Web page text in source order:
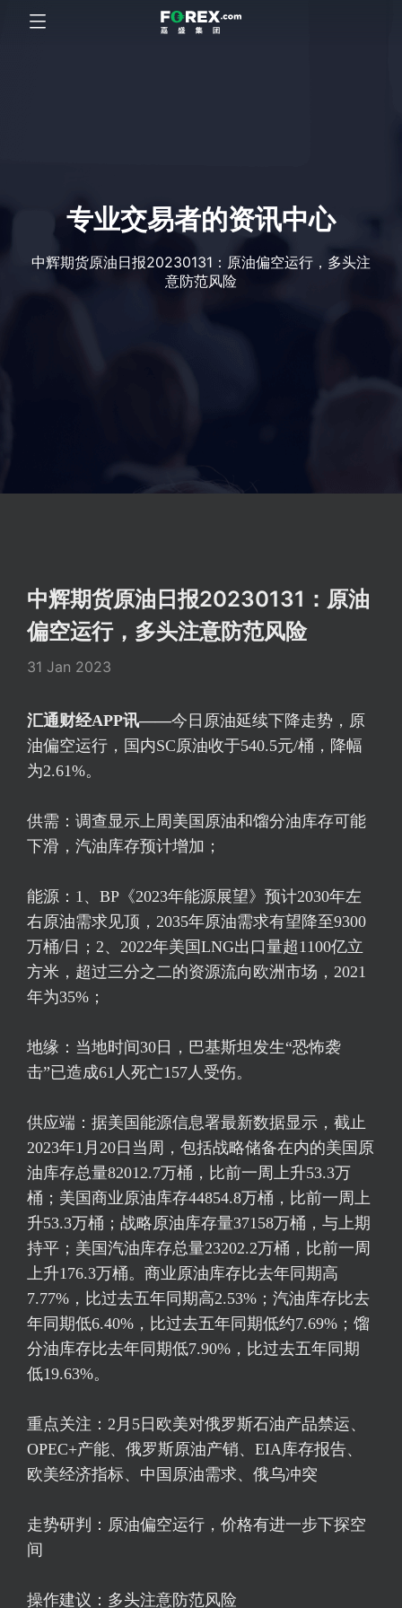
专业交易者的资讯中心
中辉期货原油日报20230131：原油偏空运行，多头注
意防范风险
中辉期货原油日报20230131：原油
偏空运行，多头注意防范风险
31 Jan 2023
汇通财经APP讯——今日原油延续下降走势，原
油偏空运行，国内SC原油收于540.5元/桶，降幅
为2.61%。
供需：调查显示上周美国原油和馏分油库存可能
下滑，汽油库存预计增加；
能源：1、BP《2023年能源展望》预计2030年左
右原油需求见顶，2035年原油需求有望降至9300
万桶/日；2、2022年美国LNG出口量超1100亿立
方米，超过三分之二的资源流向欧洲市场，2021
年为35%；
地缘：当地时间30日，巴基斯坦发生“恐怖袭
击”已造成61人死亡157人受伤。
供应端：据美国能源信息署最新数据显示，截止
2023年1月20日当周，包括战略储备在内的美国原
油库存总量82012.7万桶，比前一周上升53.3万
桶；美国商业原油库存44854.8万桶，比前一周上
升53.3万桶；战略原油库存量37158万桶，与上期
持平；美国汽油库存总量23202.2万桶，比前一周
上升176.3万桶。商业原油库存比去年同期高
7.77%，比过去五年同期高2.53%；汽油库存比去
年同期低6.40%，比过去五年同期低约7.69%；馏
分油库存比去年同期低7.90%，比过去五年同期
低19.63%。
重点关注：2月5日欧美对俄罗斯石油产品禁运、
OPEC+产能、俄罗斯原油产销、EIA库存报告、
欧美经济指标、中国原油需求、俄乌冲突
走势研判：原油偏空运行，价格有进一步下探空
间
操作建议：多头注意防范风险